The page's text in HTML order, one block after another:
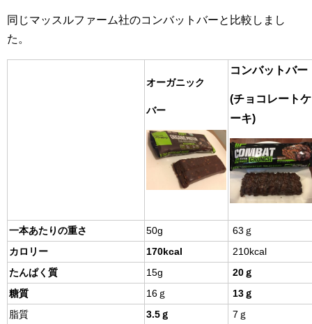
同じマッスルファーム社のコンバットバーと比較しまし
た。
オーガニック
バー
コンバットバー
(チョコレートケ
ーキ)
一本あたりの重さ 50g
63ｇ
カロリー
170kcal
210kcal
たんぱく質
15g
20ｇ
糖質
16ｇ
13ｇ
脂質
3.5ｇ
7ｇ